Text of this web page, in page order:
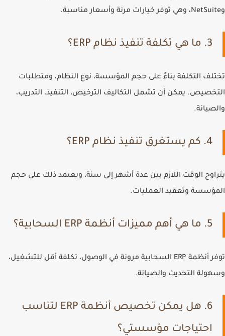
وNetSuite، وهي توفر خيارات مرنة وأسعار مناسبة.
3. ما هي تكلفة تنفيذ نظام ERP؟
تختلف التكلفة بناءً على حجم المؤسسة، نوع النظام، ومتطلبات
التخصيص. يمكن أن تشمل التكاليف الترخيص، التنفيذ، التدريب،
والصيانة.
4. كم يستغرق تنفيذ نظام ERP؟
يتراوح الوقت اللازم بين عدة أشهر إلى سنة، ويعتمد ذلك على حجم
المؤسسة وتعقيد العمليات.
5. ما هي أهم مميزات أنظمة ERP السحابية؟
توفر أنظمة ERP السحابية مرونة في الوصول، تكلفة أقل للتشغيل،
وسهولة التحديث والصيانة.
6. هل يمكن تخصيص أنظمة ERP لتناسب
احتياجات مؤسستي؟